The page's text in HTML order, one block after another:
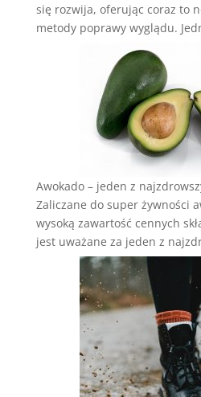
się rozwija, oferując coraz to
metody poprawy wyglądu.
Awokado – jeden z
Zaliczane do super żywności
wysoką zawartość cennych
jest uważane za jeden z